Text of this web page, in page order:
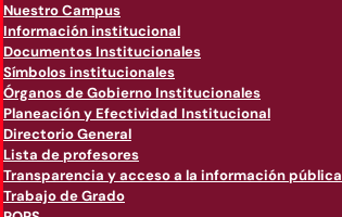
Nuestro Campus
Información institucional
Documentos Institucionales
Símbolos institucionales
Órganos de Gobierno Institucionales
Planeación y Efectividad Institucional
Directorio General
Lista de profesores
Transparencia y acceso a la información pública
Trabajo de Grado